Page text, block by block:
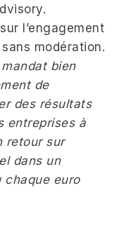
.
l’engagement
modération.
bien
de
des résultats
entreprises à
retour sur
dans un
chaque euro